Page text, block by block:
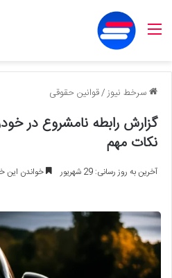
منو
سرخط نیوز/قوانین حقوقی
گزارش رابطه نامشروع در
نکات مهم
آخرین به روز رسانی: 29 شهریور خواندن این خبر 15 دقیقه طول